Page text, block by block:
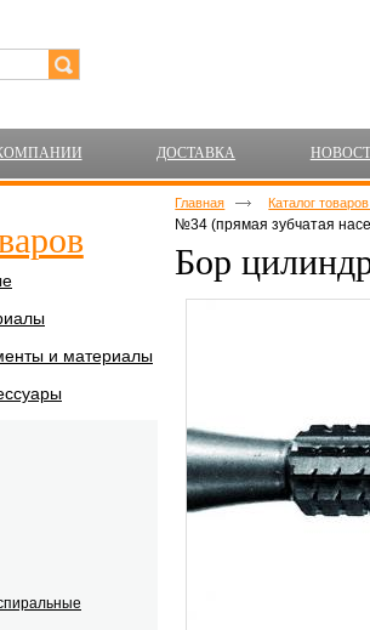
ДОСТАВКА
и материалы
Главная Каталог
№34 (прямая зубчатая
Бор